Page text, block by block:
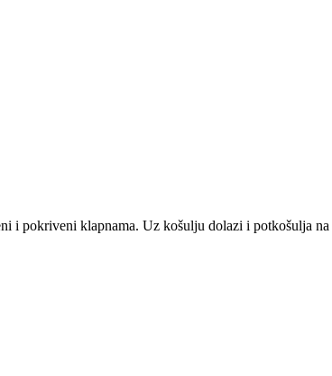
i pokriveni klapnama. Uz košulju dolazi i potkošulja na